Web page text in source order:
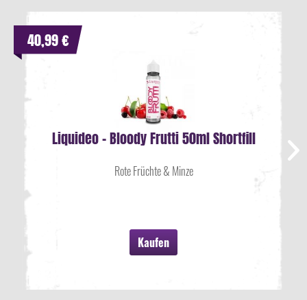
Liquideo - Bloody Frutti 50ml Shortfill
Rote Früchte & Minze
Kaufen
40,99 €